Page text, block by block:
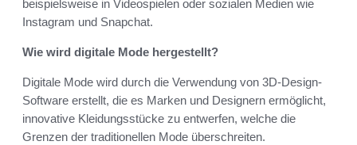
beispielsweise in Videospielen oder sozialen Medien wie
Instagram und Snapchat.
Wie wird digitale Mode hergestellt?
Digitale Mode wird durch die Verwendung von 3D-Design-
Software erstellt, die es Marken und Designern ermöglicht,
innovative Kleidungsstücke zu entwerfen, welche die
Grenzen der traditionellen Mode überschreiten.